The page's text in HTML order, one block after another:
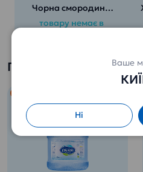
Чорна смородина
(20 пак.)
товару немає в
Популярні товариВаше
Ні